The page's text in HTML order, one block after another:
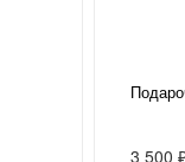
3 500